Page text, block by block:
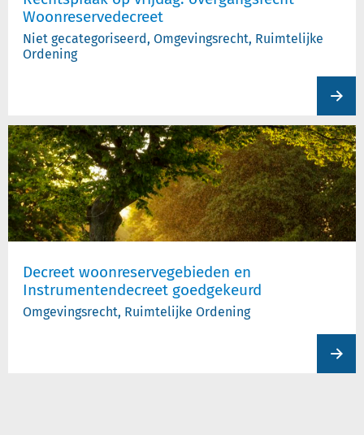
Woonreservedecreet
Niet gecategoriseerd, Omgevingsrecht, Ruimtelijke
Ordening
Decreet woonreservegebieden en
Instrumentendecreet goedgekeurd
Omgevingsrecht, Ruimtelijke Ordening